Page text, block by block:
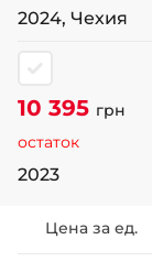
2024, Чехия
10 395 грн
остаток
2023
Цена за ед.